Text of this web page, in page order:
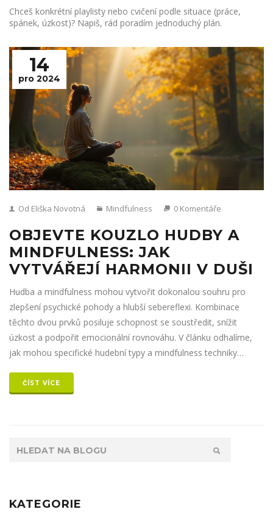
Chceš konkrétní playlisty nebo cvičení podle situace (práce,
spánek, úzkost)? Napiš, rád poradím jednoduchý plán.
14
pro 2024
Od Eliška Novotná Mindfulness 0 Komentáře
OBJEVTE KOUZLO HUDBY A
MINDFULNESS: JAK
VYTVÁŘEJÍ HARMONII V DUŠI
Hudba a mindfulness mohou vytvořit dokonalou souhru pro
zlepšení psychické pohody a hlubší sebereflexi. Kombinace
těchto dvou prvků posiluje schopnost se soustředit, snížit
úzkost a podpořit emocionální rovnováhu. V článku odhalíme,
jak mohou specifické hudební typy a mindfulness techniky
jak začlenit hudbu do vašeho každodenního mindfulness rituálu.
ČÍST VÍCE
KATEGORIE